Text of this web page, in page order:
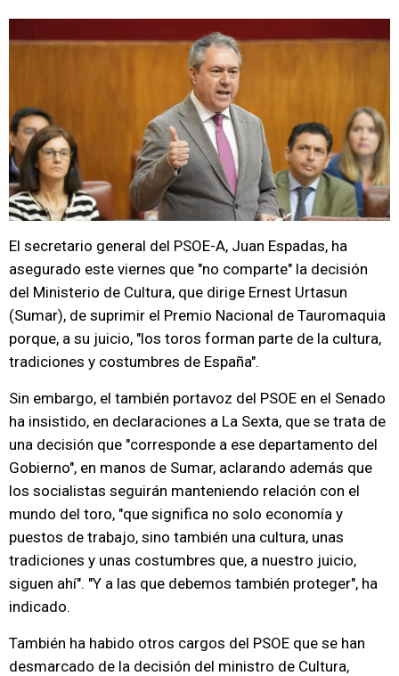
El secretario general del PSOE-A, Juan Espadas, ha
asegurado este viernes que "no comparte" la decisión
del Ministerio de Cultura, que dirige Ernest Urtasun
(Sumar), de suprimir el Premio Nacional de Tauromaquia
porque, a su juicio, "los toros forman parte de la cultura,
tradiciones y costumbres de España".
Sin embargo, el también portavoz del PSOE en el Senado
ha insistido, en declaraciones a La Sexta, que se trata de
una decisión que "corresponde a ese departamento del
Gobierno", en manos de Sumar, aclarando además que
los socialistas seguirán manteniendo relación con el
mundo del toro, "que significa no solo economía y
puestos de trabajo, sino también una cultura, unas
tradiciones y unas costumbres que, a nuestro juicio,
siguen ahí". "Y a las que debemos también proteger", ha
indicado.
También ha habido otros cargos del PSOE que se han
desmarcado de la decisión del ministro de Cultura,